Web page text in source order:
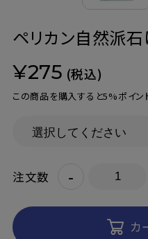
ペリカン自然派
¥275 (税込)
この商品を購入すると5%ポイン
注文数 -
カ